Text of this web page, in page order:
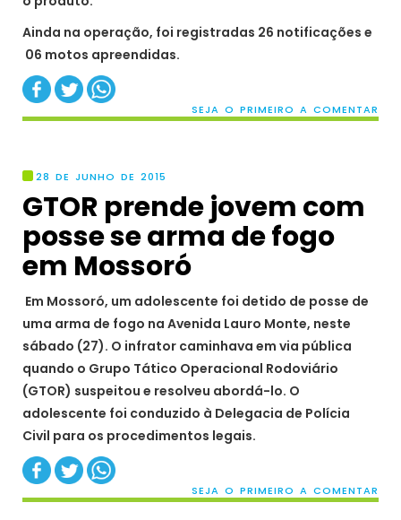
Ainda na operação, foi registradas 26 notificações e
06 motos apreendidas.
SEJA O PRIMEIRO A COMENTAR
28 DE JUNHO DE 2015
GTOR prende jovem com
posse se arma de fogo
em Mossoró
Em Mossoró, um adolescente foi detido de posse de
uma arma de fogo na Avenida Lauro Monte, neste
sábado (27). O infrator caminhava em via pública
quando o Grupo Tático Operacional Rodoviário
(GTOR) suspeitou e resolveu abordá-lo. O
adolescente foi conduzido à Delegacia de Polícia
Civil para os procedimentos legais.
SEJA O PRIMEIRO A COMENTAR